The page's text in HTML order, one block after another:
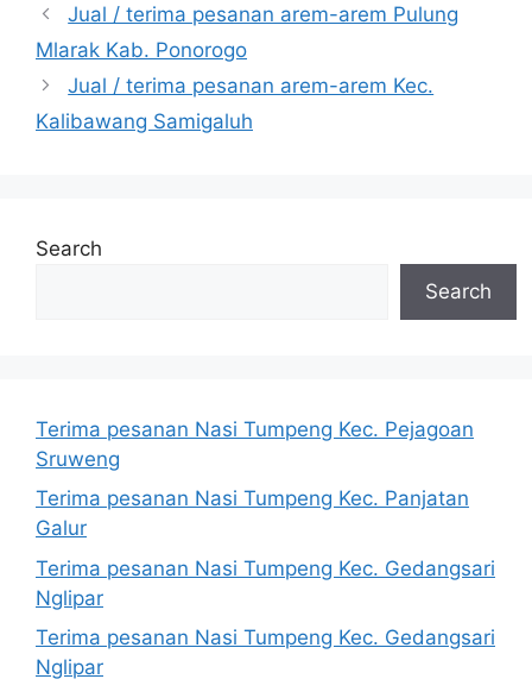
Jual / terima pesanan arem-arem Pulung
Mlarak Kab. Ponorogo
Jual / terima pesanan arem-arem Kec.
Kalibawang Samigaluh
Search
Search
Terima pesanan Nasi Tumpeng Kec. Pejagoan
Sruweng
Terima pesanan Nasi Tumpeng Kec. Panjatan
Galur
Terima pesanan Nasi Tumpeng Kec. Gedangsari
Nglipar
Terima pesanan Nasi Tumpeng Kec. Gedangsari
Nglipar